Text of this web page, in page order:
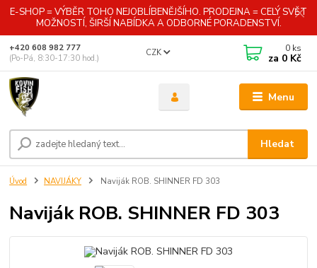
E-SHOP = VÝBĚR TOHO NEJOBLÍBENĚJŠÍHO. PRODEJNA = CELÝ SVĚT
MOŽNOSTÍ, ŠIRŠÍ NABÍDKA A ODBORNÉ PORADENSTVÍ.
Menu
CZK
Hledat
+420 608 982 777
(Po-Pá, 8:30-17:30 hod.)
0 ks
za 0 Kč
Úvod NAVIJÁKY Naviják ROB. SHINNER FD 303
Naviják ROB. SHINNER FD 303